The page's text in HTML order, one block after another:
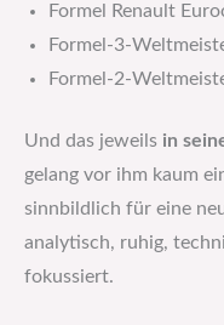
Formel Renault
Formel-3-
Formel-2-
Und das jeweils in
gelang vor ihm kaum
sinnbildlich für eine
analytisch, ruhig,
fokussiert.